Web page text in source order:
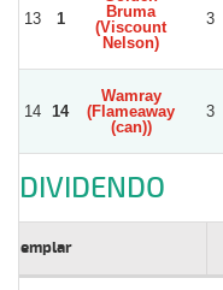
13 1
Bruma
(Viscount
Nelson)
3
14 14
Wamray
(Flameaway
(can))
3
DIVIDENDO
Ejemplar